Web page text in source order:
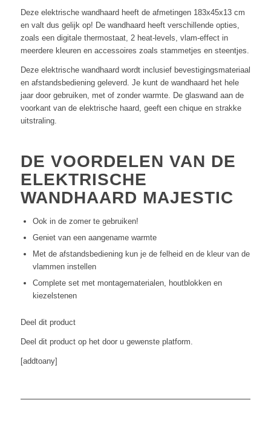
Deze elektrische wandhaard heeft de afmetingen 183x45x13 cm
en valt dus gelijk op! De wandhaard heeft verschillende opties,
zoals een digitale thermostaat, 2 heat-levels, vlam-effect in
meerdere kleuren en accessoires zoals stammetjes en steentjes.
Deze elektrische wandhaard wordt inclusief bevestigingsmateriaal
en afstandsbediening geleverd. Je kunt de wandhaard het hele
jaar door gebruiken, met of zonder warmte. De glaswand aan de
voorkant van de elektrische haard, geeft een chique en strakke
uitstraling.
DE VOORDELEN VAN DE
ELEKTRISCHE
WANDHAARD MAJESTIC
Ook in de zomer te gebruiken!
Geniet van een aangename warmte
Met de afstandsbediening kun je de felheid en de kleur van de
vlammen instellen
Complete set met montagematerialen, houtblokken en
kiezelstenen
Deel dit product
Deel dit product op het door u gewenste platform.
[addtoany]